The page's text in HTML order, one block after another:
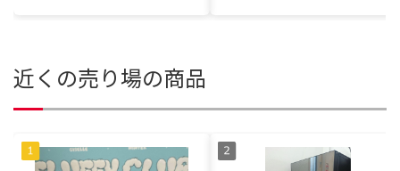
近くの売り場の商品